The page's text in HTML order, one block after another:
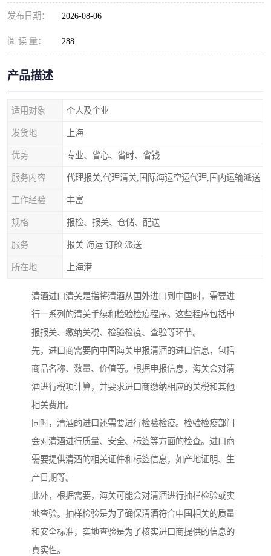
发布日期： 2026-08-06
阅 读 量： 288
产品描述
适用对象 个人及企业
发货地 上海
优势 专业、省心、省时、省钱
服务内容 代理报关,代理清关,国际海运空运代理,国内运输派送
工作经验 丰富
规格 报检、报关、仓储、配送
服务 报关 海运 订舱 派送
所在地 上海港
清酒进口清关是指将清酒从国外进口到中国时，需要进
行一系列的清关手续和检验检疫程序。这些程序包括申
报报关、缴纳关税、检验检疫、查验等环节。
先，进口商需要向中国海关申报清酒的进口信息，包括
商品名称、数量、价值等。根据申报信息，海关会对清
酒进行税项计算，并要求进口商缴纳相应的关税和其他
相关费用。
同时，清酒的进口还需要进行检验检疫。检验检疫部门
会对清酒进行质量、安全、标签等方面的检查。进口商
需要提供清酒的相关证件和标签信息，如产地证明、生
产日期等。
此外，根据需要，海关可能会对清酒进行抽样检验或实
地查验。抽样检验是为了确保清酒符合中国相关的质量
和安全标准，实地查验是为了核实进口商提供的信息的
真实性。